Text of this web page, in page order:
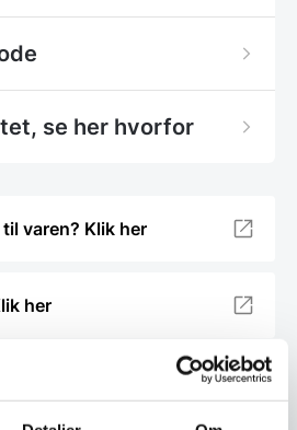
se her hvorfor
varen? Klik her
her
varer